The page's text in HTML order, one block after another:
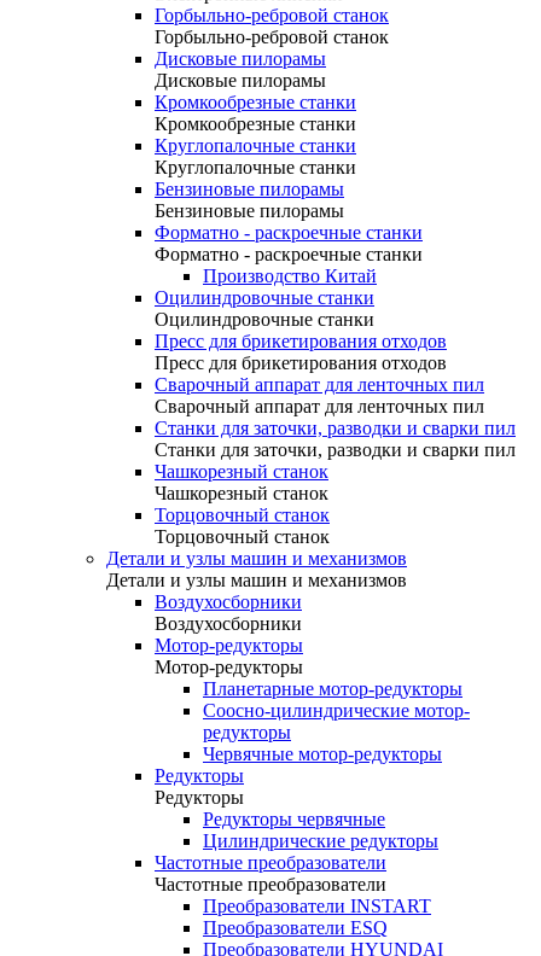
Горбыльно-ребровой станок
Горбыльно-ребровой станок
Дисковые пилорамы
Дисковые пилорамы
Кромкообрезные станки
Кромкообрезные станки
Круглопалочные станки
Круглопалочные станки
Бензиновые пилорамы
Бензиновые пилорамы
Форматно - раскроечные станки
Форматно - раскроечные станки
Производство Китай
Оцилиндровочные станки
Оцилиндровочные станки
Пресс для брикетирования отходов
Пресс для брикетирования отходов
Сварочный аппарат для ленточных пил
Сварочный аппарат для ленточных пил
Станки для заточки, разводки и сварки пил
Станки для заточки, разводки и сварки пил
Чашкорезный станок
Чашкорезный станок
Торцовочный станок
Торцовочный станок
Детали и узлы машин и механизмов
Детали и узлы машин и механизмов
Воздухосборники
Воздухосборники
Мотор-редукторы
Мотор-редукторы
Планетарные мотор-редукторы
Соосно-цилиндрические мотор-
редукторы
Червячные мотор-редукторы
Редукторы
Редукторы
Редукторы червячные
Цилиндрические редукторы
Частотные преобразователи
Частотные преобразователи
Преобразователи INSTART
Преобразователи ESQ
Преобразователи HYUNDAI